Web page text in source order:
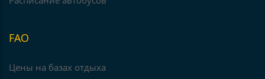
FAO
Цены на базах отдыха